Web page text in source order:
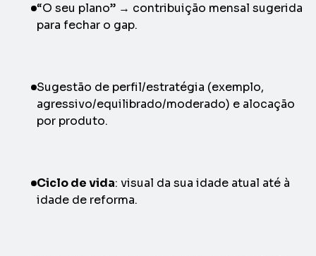
“O seu plano” → contribuição mensal sugerida
para fechar o gap.
Sugestão de perfil/estratégia (exemplo,
agressivo/equilibrado/moderado) e alocação
por produto.
Ciclo de vida: visual da sua idade atual até à
idade de reforma.